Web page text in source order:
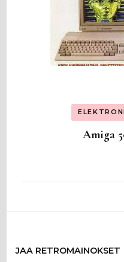
Amiga
JAA RETROMAINOKSET